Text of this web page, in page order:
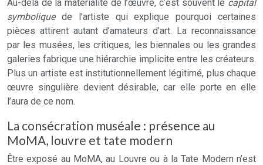
Au-delà de la matérialité de l’œuvre, c’est souvent le capital
symboliquede l’artiste qui explique pourquoi certaines
pièces attirent autant d’amateurs d’art. La reconnaissance
par les musées, les critiques, les biennales ou les grandes
galeries fabrique une hiérarchie implicite entre les créateurs.
Plus un artiste est institutionnellement légitimé, plus chaque
œuvre singulière devient désirable, car elle porte en elle
l’aura de ce nom.
La consécration muséale : présence au
MoMA, louvre et tate modern
Être exposé au MoMA, au Louvre ou à la Tate Modern n’est